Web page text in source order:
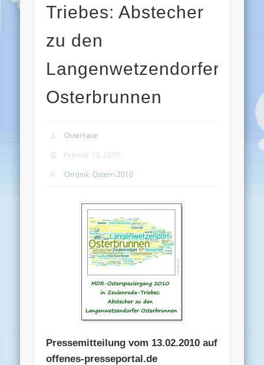
Triebes: Abstecher
zu den
Langenwetzendorfer
Osterbrunnen
Osterhase
Februar 13, 2010
Chronik,Ostern 2010
Pressemitteilung vom 13.02.2010 auf
offenes-presseportal.de